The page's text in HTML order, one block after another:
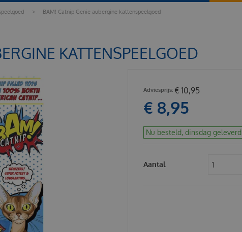
> BAM! Catnip Genie aubergine kattenspeelgoed
KATTENSPEELGOED
€ 10,95
€ 8,95
Nu besteld, dinsdag geleverd
Aantal